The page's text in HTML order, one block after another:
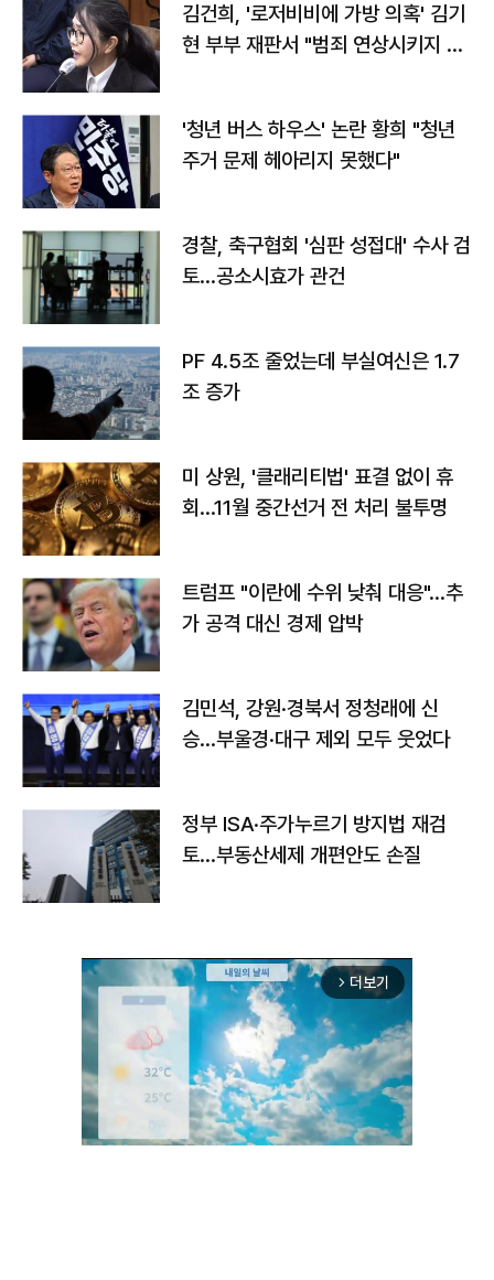
김건희, '로저비비에 가방 의혹' 김기
현 부부 재판서 "범죄 연상시키지 말
'청년 버스 하우스' 논란 황희 "청년
주거 문제 헤아리지 못했다"
경찰, 축구협회 '심판 성접대' 수사 검
토…공소시효가 관건
PF 4.5조 줄었는데 부실여신은 1.7
조 증가
미 상원, '클래리티법' 표결 없이 휴
회…11월 중간선거 전 처리 불투명
트럼프 "이란에 수위 낮춰 대응"…추
가 공격 대신 경제 압박
김민석, 강원·경북서 정청래에 신
승…부울경·대구 제외 모두 웃었다
정부 ISA·주가누르기 방지법 재검
토…부동산세제 개편안도 손질
arrow_forward_ios 더보기